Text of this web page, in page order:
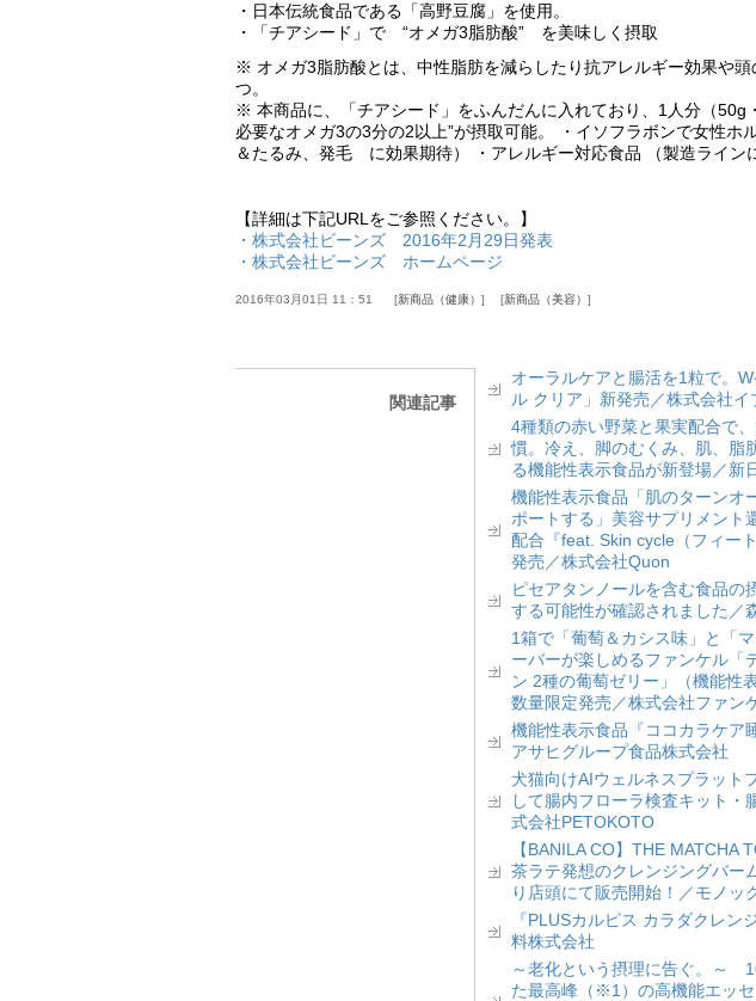
・日本伝統食品である「高野豆腐」を使用。
・「チアシード」で “オメガ3脂肪酸” を美味しく摂取
※ オメガ3脂肪酸とは、中性脂肪を減らしたり抗アレルギー効果や
つ。
※ 本商品に、「チアシード」をふんだんに入れており、1人分（50g
必要なオメガ3の3分の2以上”が摂取可能。 ・イソフラボンで女性ホ
＆たるみ、発毛 に効果期待） ・アレルギー対応食品 （製造ライン
【詳細は下記URLをご参照ください。】
・株式会社ビーンズ 2016年2月29日発表
・株式会社ビーンズ ホームページ
2016年03月01日 11：51 新商品（健康） 新商品（美容）
関連記事
オーラルケアと腸活を1粒で。
ル クリア」新発売／株式会社
4種類の赤い野菜と果実配合で
慣。冷え、脚のむくみ、肌、脂
る機能性表示食品が新登場／新
機能性表示食品「肌のターンオ
ポートする」美容サプリメント
配合『feat. Skin cycle（フィー
発売／株式会社Quon
ピセアタンノールを含む食品の
する可能性が確認されました／
1箱で「葡萄＆カシス味」と「
ーバーが楽しめるファンケル「
ン 2種の葡萄ゼリー」（機能性
数量限定発売／株式会社ファン
機能性表示食品『ココカラケア
アサヒグループ食品株式会社
犬猫向けAIウェルネスプラット
して腸内フローラ検査キット・
式会社PETOKOTO
【BANILA CO】THE MATCHA
茶ラテ発想のクレンジングバー
り店頭にて販売開始！／モノッ
『PLUSカルピス カラダクレン
料株式会社
～老化という摂理に告ぐ。～
た最高峰（※1）の高機能エッ